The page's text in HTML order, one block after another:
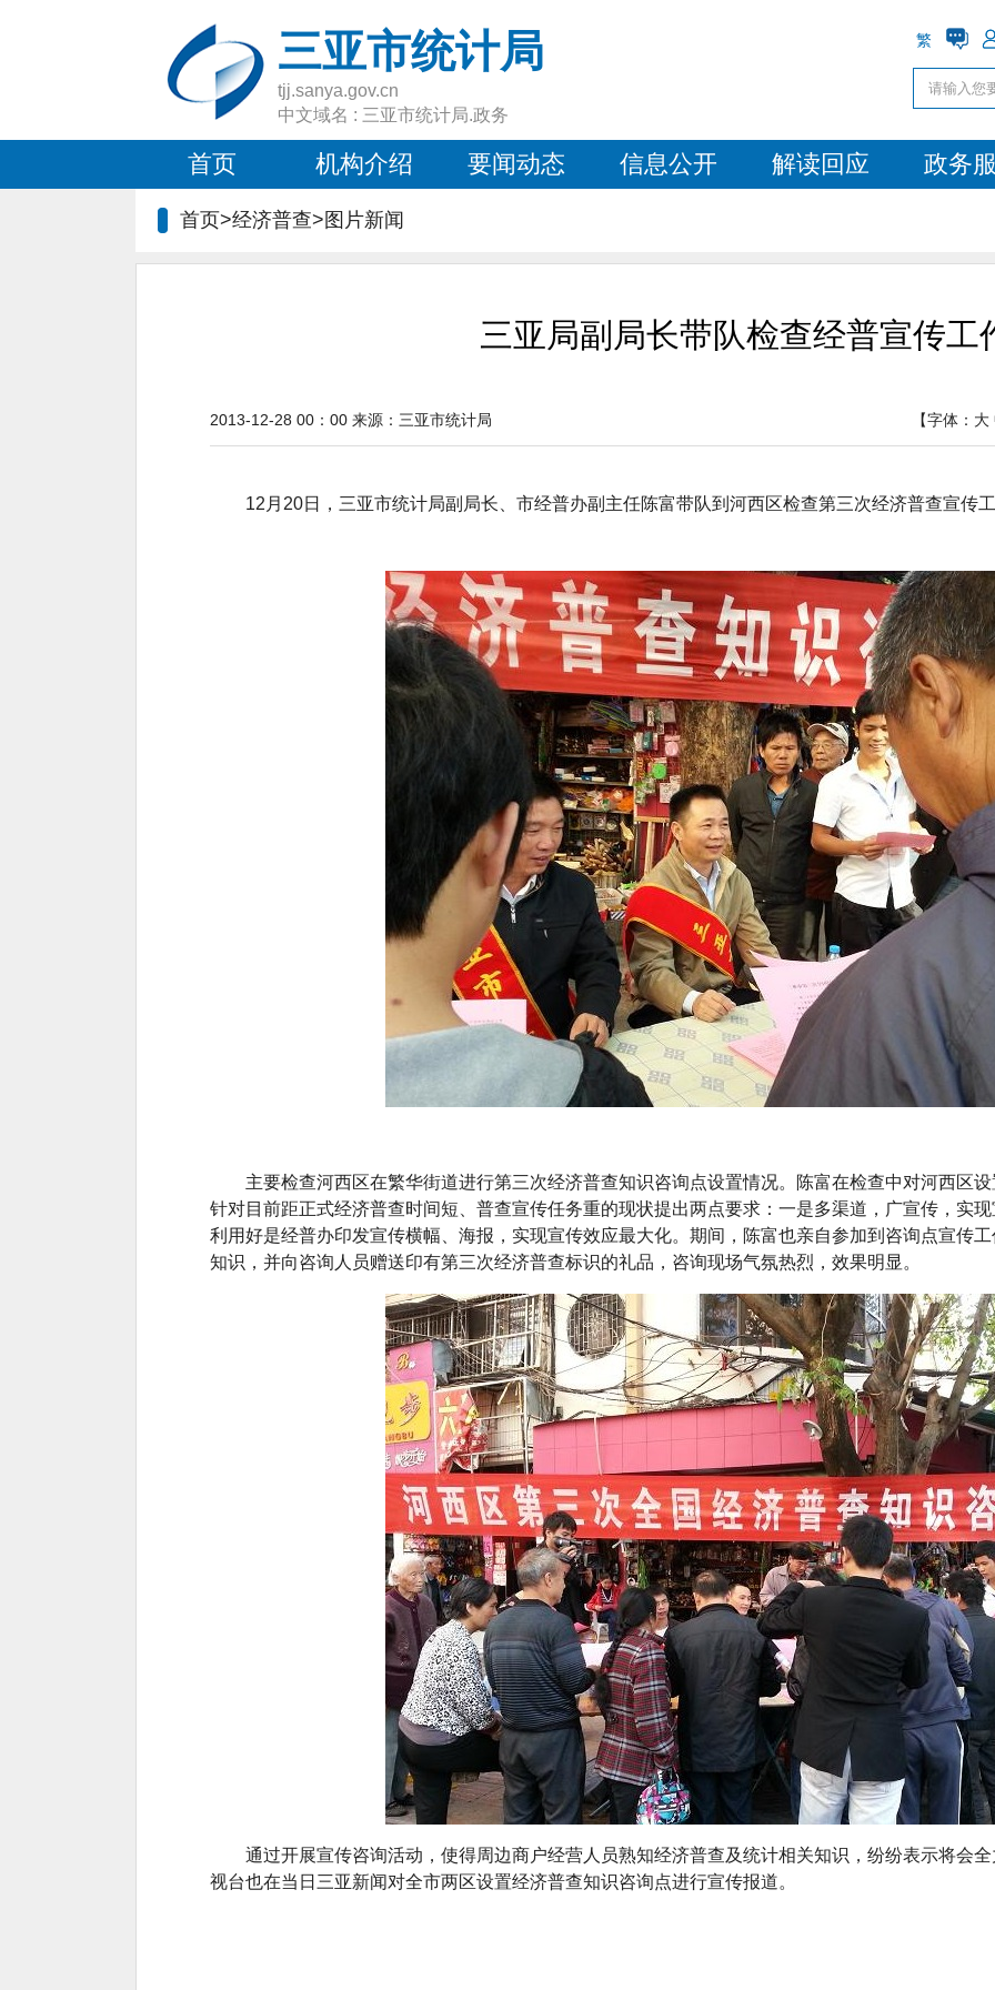
三亚市统计局
tjj.sanya.gov.cn
中文域名 : 三亚市统计局.政务
繁
首页 机构介绍 要闻动态 信息公开 解读回应 政务
首页>经济普查>图片新闻
三亚局副局长带队检查经普宣传工
【字体： 大
2013-12-28 00：00 来源： 三亚市统计局
12月20日，三亚市统计局副局长、市经普办副主任陈富带队到河西区检查第三次经济普查宣传
主要检查河西区在繁华街道进行第三次经济普查知识咨询点设置情况。陈富在检查中对河西区设
针对目前距正式经济普查时间短、普查宣传任务重的现状提出两点要求：一是多渠道，广宣传，实
利用好是经普办印发宣传横幅、海报，实现宣传效应最大化。期间，陈富也亲自参加到咨询点宣传
知识，并向咨询人员赠送印有第三次经济普查标识的礼品，咨询现场气氛热烈，效果明显。
通过开展宣传咨询活动，使得周边商户经营人员熟知经济普查及统计相关知识，纷纷表示将会全
视台也在当日三亚新闻对全市两区设置经济普查知识咨询点进行宣传报道。